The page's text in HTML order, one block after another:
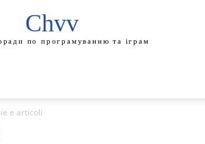
Chvv
по програмуванню та іграм
e articoli